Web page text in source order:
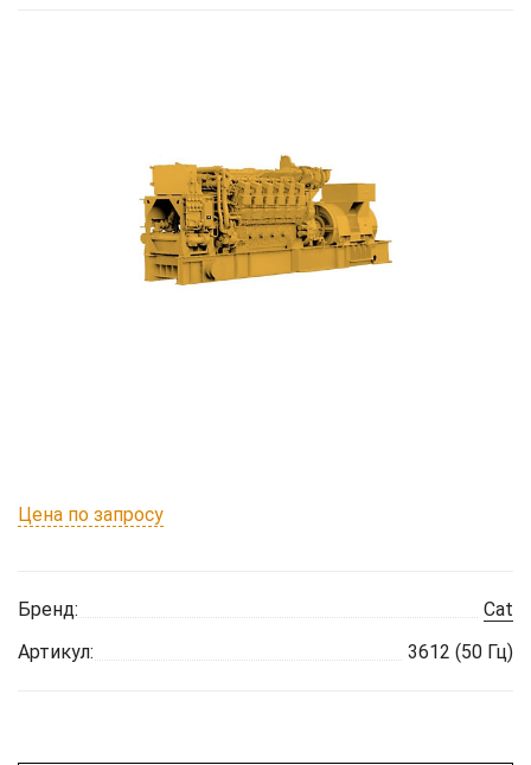
Цена по запросу
Бренд:
Cat
Артикул:
3612 (50 Гц)